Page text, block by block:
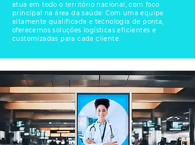
atua em todo o território nacional, com foco
principal na área da saúde. Com uma equipe
altamente qualificada e tecnologia de ponta,
oferecemos soluções logísticas eficientes e
customizadas para cada cliente.